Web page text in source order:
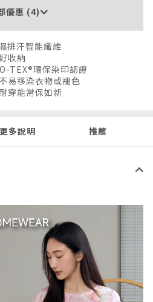
優惠 (4)
排汗智能纖維
收納
TEX®環保染印認證
易移染衣物或褪色
穿能常保如新
更多說明 推薦